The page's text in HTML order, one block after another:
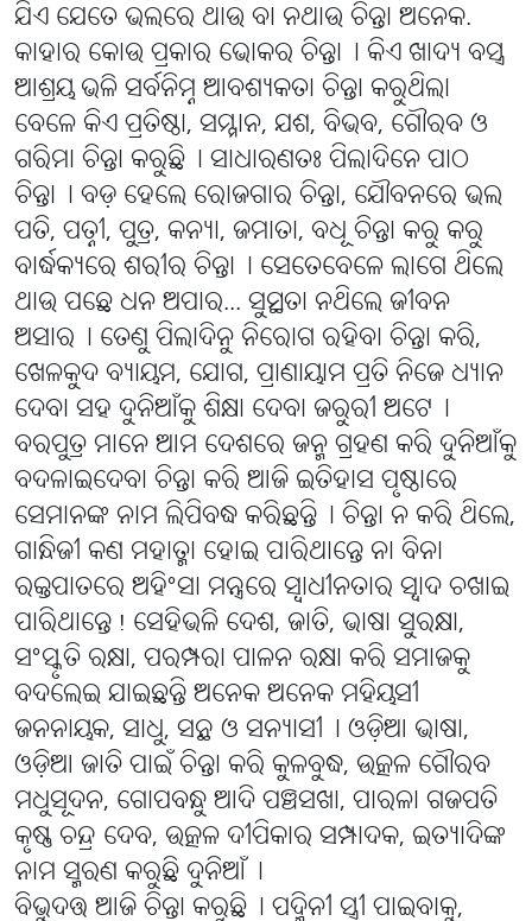
ଯିଏ ଯେତେ ଭଲରେ ଥାଉ ବା ନଥାଉ ଚିନ୍ତା ଅନେକ.
କାହାର କୋଉ ପ୍ରକାର ଭୋକର ଚିନ୍ତା୤ କିଏ ଖାଦ୍ୟ ବସ୍ତ୍ର
ଆଶ୍ରୟ ଭଳି ସର୍ବନିମ୍ନ ଆବଶ୍ୟକତା ଚିନ୍ତା କରୁଥିଲା
ବେଳେ କିଏ ପ୍ରତିଷ୍ଠା, ସମ୍ମାନ, ଯଶ, ବିଭବ, ଗୌରବ ଓ
ଗରିମା ଚିନ୍ତା କରୁଛି୤ ସାଧାରଣତଃ ପିଲାଦିନେ ପାଠ
ଚିନ୍ତା୤ ବଡ଼ ହେଲେ ରୋଜଗାର ଚିନ୍ତା, ଯୌବନରେ ଭଲ
ପତି, ପତ୍ନୀ, ପୁତ୍ର, କନ୍ୟା, ଜମାତା, ବଧୂ ଚିନ୍ତା କରୁ କରୁ
ବାର୍ଦ୍ଧକ୍ୟରେ ଶରୀର ଚିନ୍ତା୤ ସେତେବେଳେ ଲାଗେ ଥିଲେ
ଥାଉ ପଛେ ଧନ ଅପାର... ସୁସ୍ଥତା ନଥିଲେ ଜୀବନ
ଅସାର୤ ତେଣୁ ପିଲାଦିନୁ ନିରୋଗ ରହିବା ଚିନ୍ତା କରି,
ଖେଳକୁଦ ବ୍ୟାୟମ, ଯୋଗ, ପ୍ରାଣାୟାମ ପ୍ରତି ନିଜେ ଧ୍ୟାନ
ଦେବା ସହ ଦୁନିଆଁକୁ ଶିକ୍ଷା ଦେବା ଜରୁରୀ ଅଟେ୤
ବରପୁତ୍ର ମାନେ ଆମ ଦେଶରେ ଜନ୍ମ ଗ୍ରହଣ କରି ଦୁନିଆଁକୁ
ବଦଳାଇଦେବା ଚିନ୍ତା କରି ଆଜି ଇତିହାସ ପୃଷ୍ଠାରେ
ସେମାନଙ୍କ ନାମ ଲିପିବଦ୍ଧ କରିଛନ୍ତି୤ ଚିନ୍ତା ନ କରି ଥିଲେ,
ଗାନ୍ଧିଜୀ କଣ ମହାତ୍ମା ହୋଇ ପାରିଥାନ୍ତେ ନା ବିନା
ରକ୍ତପାତରେ ଅହିଂସା ମନ୍ତ୍ରରେ ସ୍ବାଧୀନତାର ସ୍ୱାଦ ଚଖାଇ
ପାରିଥାନ୍ତେ! ସେହିଭଳି ଦେଶ, ଜାତି, ଭାଷା ସୁରକ୍ଷା,
ସଂସ୍କୃତି ରକ୍ଷା, ପରମ୍ପରା ପାଳନ ରକ୍ଷା କରି ସମାଜକୁ
ବଦଲେଇ ଯାଇଛନ୍ତି ଅନେକ ଅନେକ ମହିୟସୀ
ଜନନାୟକ, ସାଧୁ, ସନ୍ଥ ଓ ସନ୍ୟାସୀ୤ ଓଡ଼ିଆ ଭାଷା,
ଓଡ଼ିଆ ଜାତି ପାଇଁ ଚିନ୍ତା କରି କୁଳବୁଦ୍ଧ, ଉତ୍କଳ ଗୌରବ
ମଧୁସୂଦନ, ଗୋପବନ୍ଧୁ ଆଦି ପଞ୍ଚସଖା, ପାରଳା ଗଜପତି
କୃଷ୍ଣ ଚନ୍ଦ୍ର ଦେବ, ଉତ୍କଳ ଦୀପିକାର ସମ୍ପାଦକ, ଇତ୍ୟାଦିଙ୍କ
ନାମ ସ୍ମରଣ କରୁଛି ଦୁନିଆଁ୤
ବିଭୁଦତ୍ତ ଆଜି ଚିନ୍ତା କରୁଛି୤ ପଦ୍ମିନୀ ସ୍ତ୍ରୀ ପାଇବାକୁ,